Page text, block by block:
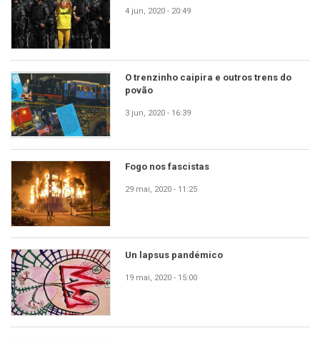
4 jun, 2020 - 20:49
O trenzinho caipira e outros trens do
povão
3 jun, 2020 - 16:39
Fogo nos fascistas
29 mai, 2020 - 11:25
Un lapsus pandémico
19 mai, 2020 - 15:00